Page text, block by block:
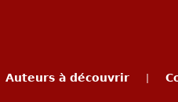
Auteurs à découvrir